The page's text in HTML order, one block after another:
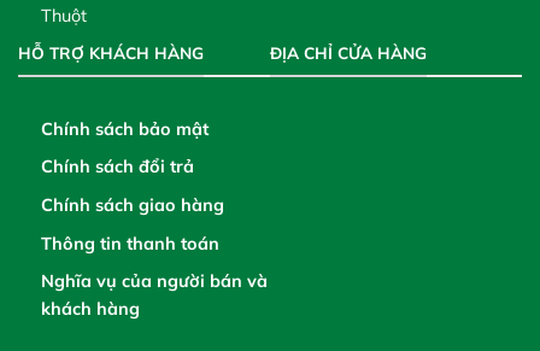
Thuột
HỖ TRỢ KHÁCH HÀNG
Chính sách bảo mật
Chính sách đổi trả
Chính sách giao hàng
Thông tin thanh toán
Nghĩa vụ của người bán và
khách hàng
ĐỊA CHỈ CỬA HÀNG